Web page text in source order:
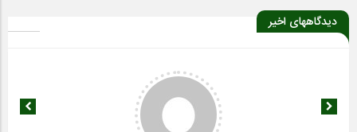
دیدگاههای اخیر